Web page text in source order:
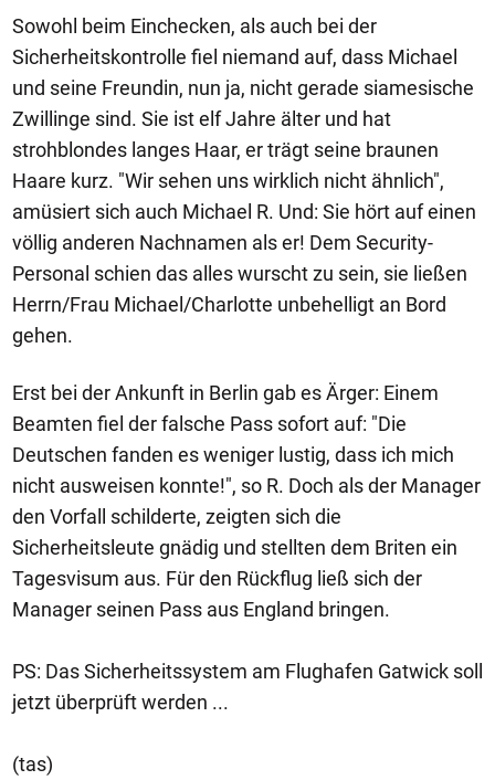
Sowohl beim Einchecken, als auch bei der
Sicherheitskontrolle fiel niemand auf, dass Michael
und seine Freundin, nun ja, nicht gerade siamesische
Zwillinge sind. Sie ist elf Jahre älter und hat
strohblondes langes Haar, er trägt seine braunen
Haare kurz. "Wir sehen uns wirklich nicht ähnlich",
amüsiert sich auch Michael R. Und: Sie hört auf einen
völlig anderen Nachnamen als er! Dem Security-
Personal schien das alles wurscht zu sein, sie ließen
Herrn/Frau Michael/Charlotte unbehelligt an Bord
gehen.
Erst bei der Ankunft in Berlin gab es Ärger: Einem
Beamten fiel der falsche Pass sofort auf: "Die
Deutschen fanden es weniger lustig, dass ich mich
nicht ausweisen konnte!", so R. Doch als der Manager
den Vorfall schilderte, zeigten sich die
Sicherheitsleute gnädig und stellten dem Briten ein
Tagesvisum aus. Für den Rückflug ließ sich der
Manager seinen Pass aus England bringen.
PS: Das Sicherheitssystem am Flughafen Gatwick soll
jetzt überprüft werden ...
(tas)